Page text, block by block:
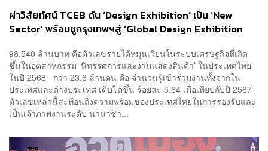
ผ่าวิสัยทัศน์ TCEB ดัน ‘Design Exhibition’ เป็น ‘New
Sector’ พร้อมชูกรุงเทพฯสู่ ‘Global Design Exhibition
98,540 ล้านบาท คือตัวเลขรายได้หมุนเวียนในระบบเศรษฐกิจที่เกิด
ขึ้นในอุตสาหกรรม ‘นิทรรศการและงานแสดงสินค้า’ ในประเทศไทย
ในปี 2568 กว่า 23.6 ล้านคน คือ จำนวนผู้เข้าร่วมงานทั้งจากใน
ประเทศและต่างประเทศ เติบโตขึ้น ร้อยละ 5.64 เมื่อเทียบกับปี 2567
ตัวเลขเหล่านี้สะท้อนถึงความพร้อมของประเทศไทยในการรองรับและ
เป็นเจ้าภาพงานระดับ นานาชา...